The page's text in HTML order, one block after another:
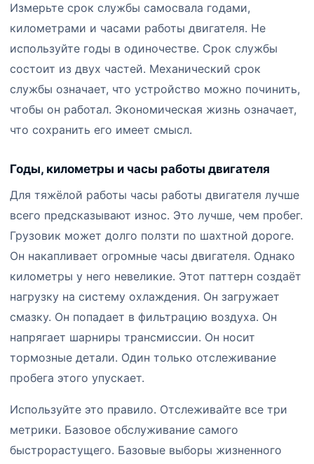
Измерьте срок службы самосвала годами,
километрами и часами работы двигателя. Не
используйте годы в одиночестве. Срок службы
состоит из двух частей. Механический срок
службы означает, что устройство можно починить,
чтобы он работал. Экономическая жизнь означает,
что сохранить его имеет смысл.
Годы, километры и часы работы двигателя
Для тяжёлой работы часы работы двигателя лучше
всего предсказывают износ. Это лучше, чем пробег.
Грузовик может долго ползти по шахтной дороге.
Он накапливает огромные часы двигателя. Однако
километры у него невеликие. Этот паттерн создаёт
нагрузку на систему охлаждения. Он загружает
смазку. Он попадает в фильтрацию воздуха. Он
напрягает шарниры трансмиссии. Он носит
тормозные детали. Один только отслеживание
пробега этого упускает.
Используйте это правило. Отслеживайте все три
метрики. Базовое обслуживание самого
быстрорастущего. Базовые выборы жизненного